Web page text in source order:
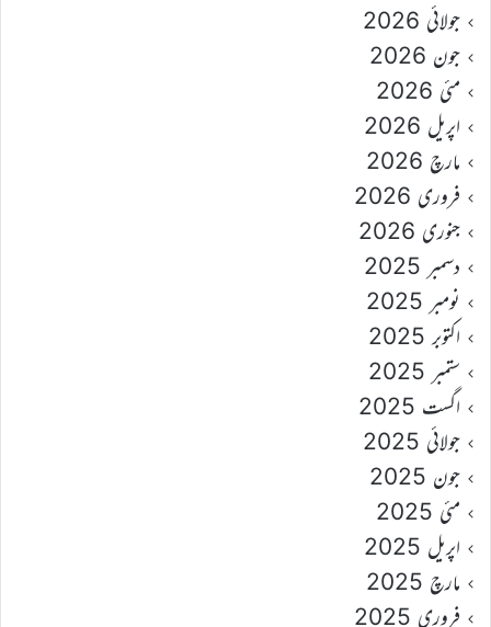
جولائی 2026
جون 2026
مئی 2026
اپریل 2026
مارچ 2026
فروری 2026
جنوری 2026
دسمبر 2025
نومبر 2025
اکتوبر 2025
ستمبر 2025
اگست 2025
جولائی 2025
جون 2025
مئی 2025
اپریل 2025
مارچ 2025
فروری 2025